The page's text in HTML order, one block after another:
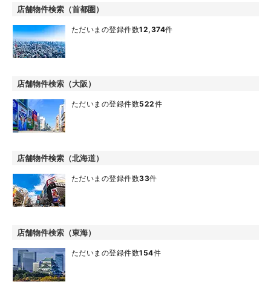
店舗物件検索（首都圏）
ただいまの登録件数12,374件
店舗物件検索（大阪）
ただいまの登録件数522件
店舗物件検索（北海道）
ただいまの登録件数33件
店舗物件検索（東海）
ただいまの登録件数154件